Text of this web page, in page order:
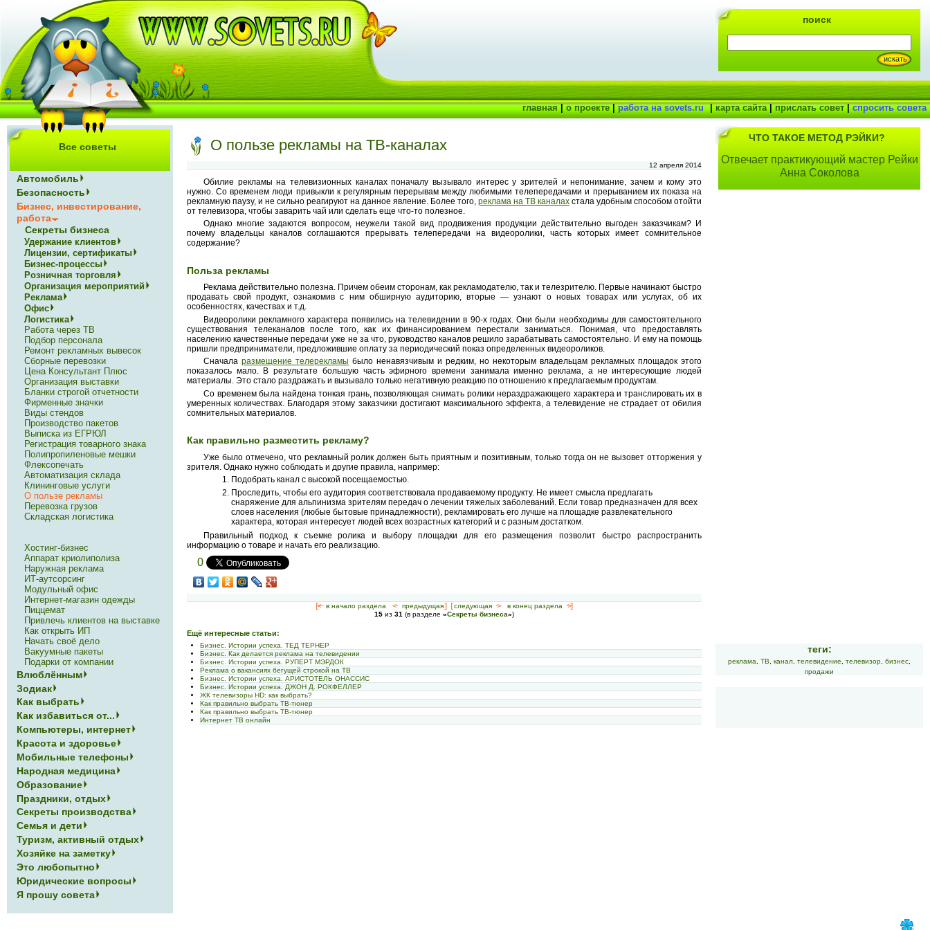
О пользе рекламы на ТВ-каналах
12 апреля 2014
Обилие рекламы на телевизионных каналах поначалу вызывало интерес у зрителей и непонимание, зачем и кому это
нужно. Со временем люди привыкли к регулярным перерывам между любимыми телепередачами и прерыванием их показа на
рекламную паузу, и не сильно реагируют на данное явление. Более того, реклама на ТВ каналах стала удобным способом отойти
от телевизора, чтобы заварить чай или сделать еще что-то полезное.
Однако многие задаются вопросом, неужели такой вид продвижения продукции действительно выгоден заказчикам? И
почему владельцы каналов соглашаются прерывать телепередачи на видеоролики, часть которых имеет сомнительное
содержание?
Польза рекламы
Реклама действительно полезна. Причем обеим сторонам, как рекламодателю, так и телезрителю. Первые начинают быстро
продавать свой продукт, ознакомив с ним обширную аудиторию, вторые — узнают о новых товарах или услугах, об их
особенностях, качествах и т.д.
Видеоролики рекламного характера появились на телевидении в 90-х годах. Они были необходимы для самостоятельного
существования телеканалов после того, как их финансированием перестали заниматься. Понимая, что предоставлять
населению качественные передачи уже не за что, руководство каналов решило зарабатывать самостоятельно. И ему на помощь
пришли предприниматели, предложившие оплату за периодический показ определенных видеороликов.
Сначала размещение телерекламы было ненавязчивым и редким, но некоторым владельцам рекламных площадок этого
показалось мало. В результате большую часть эфирного времени занимала именно реклама, а не интересующие людей
материалы. Это стало раздражать и вызывало только негативную реакцию по отношению к предлагаемым продуктам.
Со временем была найдена тонкая грань, позволяющая снимать ролики нераздражающего характера и транслировать их в
умеренных количествах. Благодаря этому заказчики достигают максимального эффекта, а телевидение не страдает от обилия
сомнительных материалов.
Как правильно разместить рекламу?
Уже было отмечено, что рекламный ролик должен быть приятным и позитивным, только тогда он не вызовет отторжения у
зрителя. Однако нужно соблюдать и другие правила, например:
Подобрать канал с высокой посещаемостью.
Проследить, чтобы его аудитория соответствовала продаваемому продукту. Не имеет смысла предлагать
снаряжение для альпинизма зрителям передач о лечении тяжелых заболеваний. Если товар предназначен для всех
слоев населения (любые бытовые принадлежности), рекламировать его лучше на площадке развлекательного
характера, которая интересует людей всех возрастных категорий и с разным достатком.
Правильный подход к съемке ролика и выбору площадки для его размещения позволит быстро распространить
информацию о товаре и начать его реализацию.
0
[<— в начало раздела <- предыдущая] [ следующая -> в конец раздела ->]
15 из 31 (в разделе «Секреты бизнеса»)
Ещё интересные статьи:
Бизнес. Истории успеха. ТЕД ТЕРНЕР
Бизнес. Как делается реклама на телевидении
Бизнес. Истории успеха. РУПЕРТ МЭРДОК
Реклама о вакансиях бегущей строкой на ТВ
Бизнес. Истории успеха. АРИСТОТЕЛЬ ОНАССИС
Бизнес. Истории успеха. ДЖОН Д. РОКФЕЛЛЕР
ЖК телевизоры HD: как выбрать?
Как правильно выбрать ТВ-тюнер
Как правильно выбрать ТВ-тюнер
Интернет ТВ онлайн
Все советы
Автомобиль
Безопасность
Бизнес, инвестирование,
работа
Секреты бизнеса
Удержание клиентов
Лицензии, сертификаты
Бизнес-процессы
Розничная торговля
Организация мероприятий
Реклама
Офис
Логистика
Работа через ТВ
Подбор персонала
Ремонт рекламных вывесок
Сборные перевозки
Цена Консультант Плюс
Организация выставки
Бланки строгой отчетности
Фирменные значки
Виды стендов
Производство пакетов
Выписка из ЕГРЮЛ
Регистрация товарного знака
Полипропиленовые мешки
Флексопечать
Автоматизация склада
Клининговые услуги
О пользе рекламы
Перевозка грузов
Складская логистика
Хостинг-бизнес
Аппарат криолиполиза
Наружная реклама
ИТ-аутсорсинг
Модульный офис
Интернет-магазин одежды
Пиццемат
Привлечь клиентов на выставке
Как открыть ИП
Начать своё дело
Вакуумные пакеты
Подарки от компании
Влюблённым
Зодиак
Как выбрать
Как избавиться от...
Компьютеры, интернет
Красота и здоровье
Мобильные телефоны
Народная медицина
Образование
Праздники, отдых
Секреты производства
Семья и дети
Туризм, активный отдых
Хозяйке на заметку
Это любопытно
Юридические вопросы
Я прошу совета
ЧТО ТАКОЕ МЕТОД РЭЙКИ?
Отвечает практикующий мастер Рейки
Анна Соколова
теги:
реклама ТВ канал телевидение телевизор бизнес
продажи
поиск
главная|о проекте|работа на sovets.ru |карта сайта|прислать совет|спросить совета